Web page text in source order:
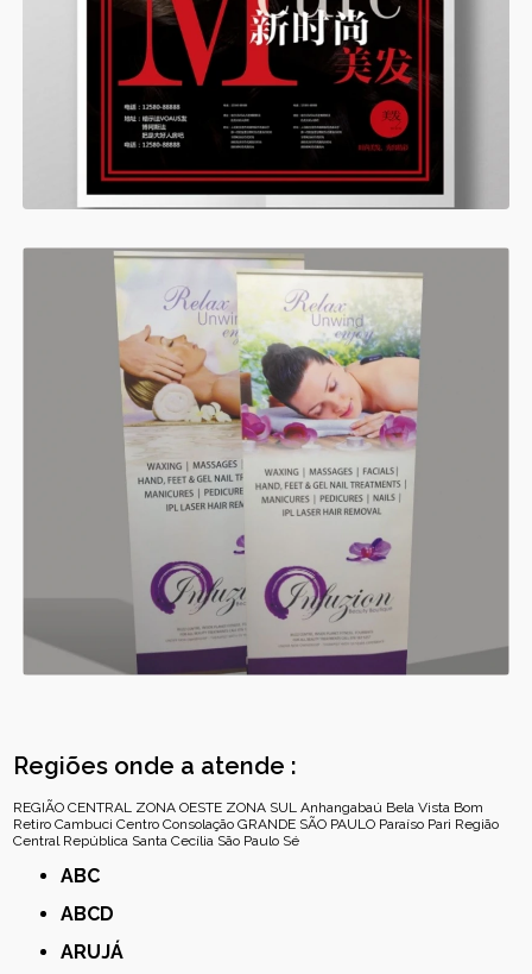
Regiões onde a atende :
REGIÃO CENTRAL ZONA OESTE ZONA SUL Anhangabaú Bela Vista Bom
Retiro Cambuci Centro Consolação GRANDE SÃO PAULO Paraíso Pari Região
Central República Santa Cecília São Paulo Sé
ABC
ABCD
ARUJÁ